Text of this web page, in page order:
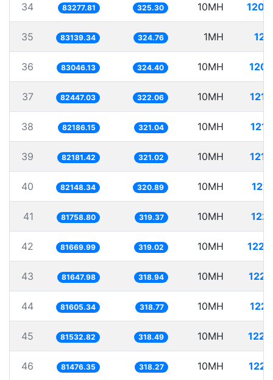
34 83277.81 325.30 10MH
35 83139.34 324.76 1MH
36 83046.13 324.40 10MH
37 82447.03 322.06 10MH
38 82186.15 321.04 10MH
39 82181.42 321.02 10MH
40 82148.34 320.89 10MH
41 81758.80 319.37 10MH
42 81669.99 319.02 10MH
43 81647.98 318.94 10MH
44 81605.34 318.77 10MH
45 81532.82 318.49 10MH
46 81476.35 318.27 10MH